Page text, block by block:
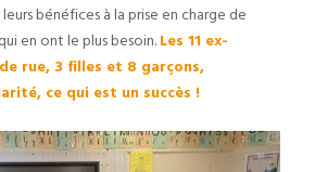
bénéfices à la prise en charge de
en ont le plus besoin. Les 11 ex-
rue, 3 filles et 8 garçons,
ce qui est un succès !